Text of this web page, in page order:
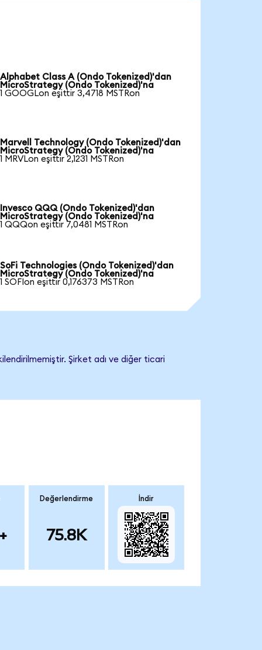
Alphabet Class A (Ondo Tokenized)'dan
MicroStrategy (Ondo Tokenized)'na
1 GOOGLon eşittir 3,4718 MSTRon
Marvell Technology (Ondo Tokenized)'dan
MicroStrategy (Ondo Tokenized)'na
1 MRVLon eşittir 2,1231 MSTRon
Invesco QQQ (Ondo Tokenized)'dan
MicroStrategy (Ondo Tokenized)'na
1 QQQon eşittir 7,0481 MSTRon
SoFi Technologies (Ondo Tokenized)'dan
MicroStrategy (Ondo Tokenized)'na
1 SOFIon eşittir 0,176373 MSTRon
Şirket adı ve diğer ticari
Değerlendirme
75.8K
İndir